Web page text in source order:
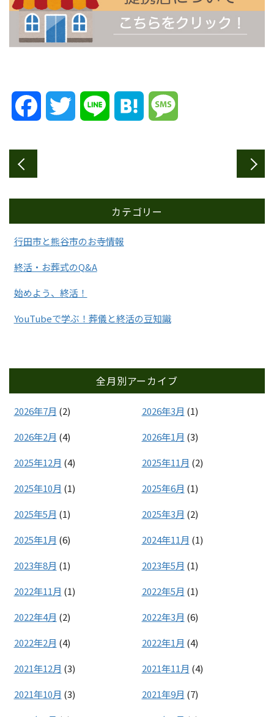
FacebookTwitter Line Hatena
カテゴリー
行田市と熊谷市のお寺情報
終活・お葬式のQ&A
始めよう、終活！
YouTubeで学ぶ！葬儀と終活の豆知識
全月別アーカイブ
2026年7月 (2) 2026年3月 (1)
2026年2月 (4) 2026年1月 (3)
2025年12月 (4) 2025年11月 (2)
2025年10月 (1) 2025年6月 (1)
2025年5月 (1) 2025年3月 (2)
2025年1月 (6) 2024年11月 (1)
2023年8月 (1) 2023年5月 (1)
2022年11月 (1) 2022年5月 (1)
2022年4月 (2) 2022年3月 (6)
2022年2月 (4) 2022年1月 (4)
2021年12月 (3) 2021年11月 (4)
2021年10月 (3) 2021年9月 (7)